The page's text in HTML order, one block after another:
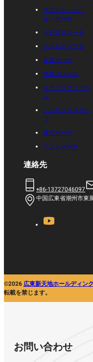
クワッド・シー
ル・ポーチ
マチ付きポーチ
レトルトパウチ
定形ポーチ
包装フィルム
リディングフィル
ム
シュリンクスリー
ブ
真空ポーチ
ベントポーチ
連絡先
+86-13727046097
中国広東省潮州市東
©2026広東新天地ホールディン
転載を禁じます。
お問い合わせ